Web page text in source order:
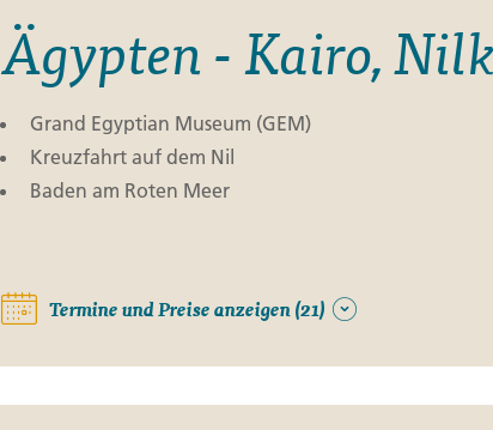
Ägypten - Kairo,
Grand Egyptian Museum (GEM)
Kreuzfahrt auf dem Nil
Baden am Roten Meer
Termine und Preise anzeigen (21)